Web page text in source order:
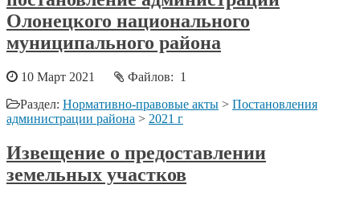
Олонецкого национального
муниципального района
10 Март 2021
Файлов: 1
Раздел: Нормативно-правовые акты > Постановления
администрации района > 2021 г
Извещение о предоставлении
земельных участков